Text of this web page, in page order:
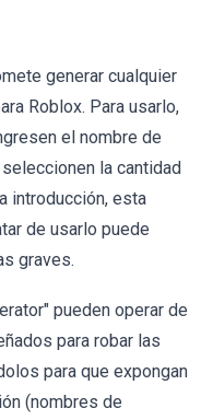
generar cualquier
Roblox. Para usarlo,
el nombre de
la cantidad
introducción, esta
de usarlo puede
graves.
pueden operar de
para robar las
para que expongan
(nombres de